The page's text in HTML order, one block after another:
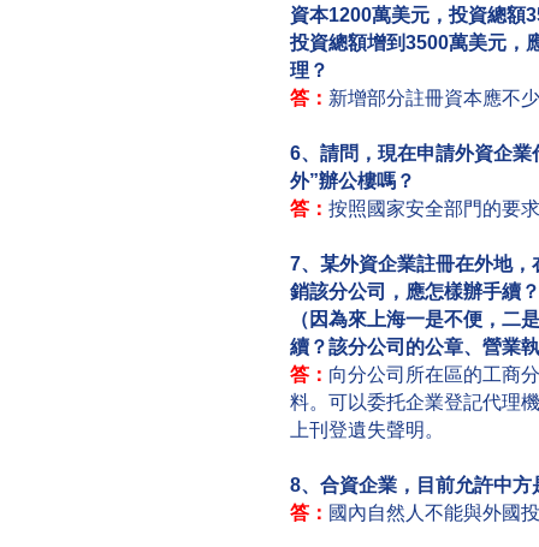
資本1200萬美元，投資總額
投資總額增到3500萬美元，
理？
答： 新增部分註冊資本應不
6、請問，現在申請外資企
外”辦公樓嗎？
答： 按照國家安全部門的要
7、某外資企業註冊在外地
銷該分公司，應怎樣辦手續
（因為來上海一是不便，二
續？該分公司的公章、營業
答： 向分公司所在區的工商
料。可以委托企業登記代理
上刊登遺失聲明。
8、合資企業，目前允許中方
答： 國內自然人不能與外國